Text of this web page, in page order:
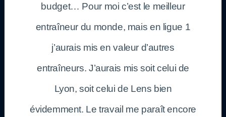
budget… Pour moi c’est le meilleur
entraîneur du monde, mais en ligue 1
j’aurais mis en valeur d’autres
entraîneurs. J’aurais mis soit celui de
Lyon, soit celui de Lens bien
évidemment. Le travail me paraît encore